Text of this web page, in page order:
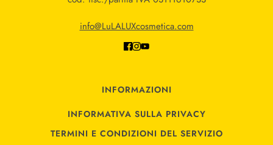
info@LuLALUXcosmetica.com
INFORMAZIONI
INFORMATIVA SULLA PRIVACY
TERMINI E CONDIZIONI DEL SERVIZIO